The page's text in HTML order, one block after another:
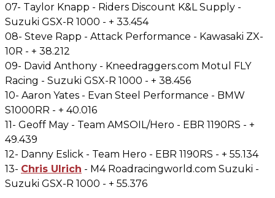
07- Taylor Knapp - Riders Discount K&L Supply -
Suzuki GSX-R 1000 - + 33.454
08- Steve Rapp - Attack Performance - Kawasaki ZX-
10R - + 38.212
09- David Anthony - Kneedraggers.com Motul FLY
Racing - Suzuki GSX-R 1000 - + 38.456
10- Aaron Yates - Evan Steel Performance - BMW
S1000RR - + 40.016
11- Geoff May - Team AMSOIL/Hero - EBR 1190RS - +
49.439
12- Danny Eslick - Team Hero - EBR 1190RS - + 55.134
13- Chris Ulrich - M4 Roadracingworld.com Suzuki -
Suzuki GSX-R 1000 - + 55.376